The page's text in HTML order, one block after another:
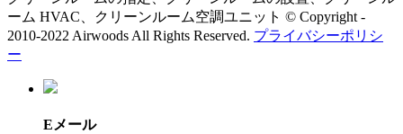
ーム HVAC、クリーンルーム空調ユニット © Copyright -
2010-2022 Airwoods All Rights Reserved. プライバシーポリシ
ー
Eメール